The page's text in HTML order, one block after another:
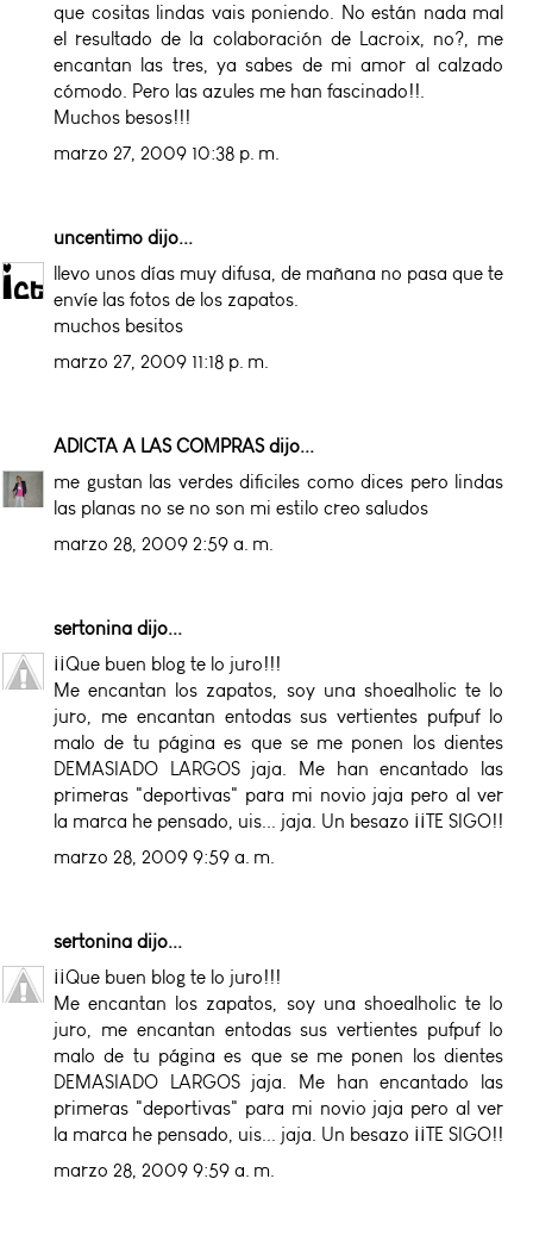
que cositas lindas vais poniendo. No están nada mal
el resultado de la colaboración de Lacroix, no?, me
encantan las tres, ya sabes de mi amor al calzado
cómodo. Pero las azules me han fascinado!!.
Muchos besos!!!
marzo 27, 2009 10:38 p. m.
uncentimo dijo...
llevo unos días muy difusa, de mañana no pasa que te
envíe las fotos de los zapatos.
muchos besitos
marzo 27, 2009 11:18 p. m.
ADICTA A LAS COMPRASdijo...
me gustan las verdes dificiles como dices pero lindas
las planas no se no son mi estilo creo saludos
marzo 28, 2009 2:59 a. m.
sertonina dijo...
¡¡Que buen blog te lo juro!!!
Me encantan los zapatos, soy una shoealholic te lo
juro, me encantan entodas sus vertientes pufpuf lo
malo de tu página es que se me ponen los dientes
DEMASIADO LARGOS jaja. Me han encantado las
primeras "deportivas" para mi novio jaja pero al ver
la marca he pensado, uis... jaja. Un besazo ¡¡TE SIGO!!
marzo 28, 2009 9:59 a. m.
sertonina dijo...
¡¡Que buen blog te lo juro!!!
Me encantan los zapatos, soy una shoealholic te lo
juro, me encantan entodas sus vertientes pufpuf lo
malo de tu página es que se me ponen los dientes
DEMASIADO LARGOS jaja. Me han encantado las
primeras "deportivas" para mi novio jaja pero al ver
la marca he pensado, uis... jaja. Un besazo ¡¡TE SIGO!!
marzo 28, 2009 9:59 a. m.